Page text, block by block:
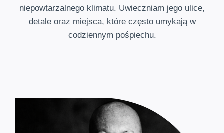
niepowtarzalnego klimatu. Uwieczniam jego ulice,
detale oraz miejsca, które często umykają w
codziennym pośpiechu.